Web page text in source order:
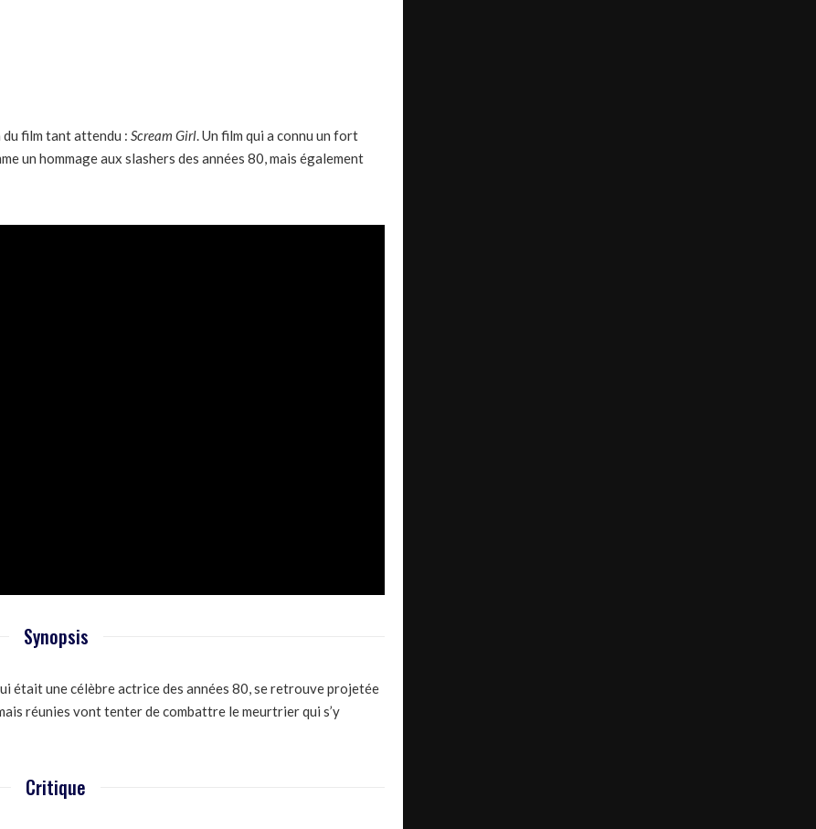
du film tant attendu : Scream Girl. Un film qui a connu un fort
un hommage aux slashers des années 80, mais également
Synopsis
était une célèbre actrice des années 80, se retrouve projetée
réunies vont tenter de combattre le meurtrier qui s’y
Critique